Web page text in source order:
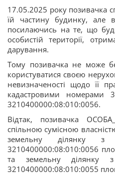
17.05.2025 року позивачка
їй частину будинку, але
посилаючись на те, що
особистій території,
дарування.
Тому позивачка не може
користуватися своєю
невизначеності щодо її
кадастровими номерами
3210400000:08:010:0056.
Відтак, позивачка
спільною сумісною
земельну ділянку з
3210400000:08:010:0056
та земельну ділянку
3210400000:08:010:0055